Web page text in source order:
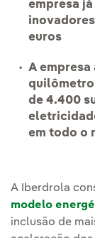
empresa
euros
A empresa
de 4.400
em todo o
A Iberdrola
modelo
inclusão de